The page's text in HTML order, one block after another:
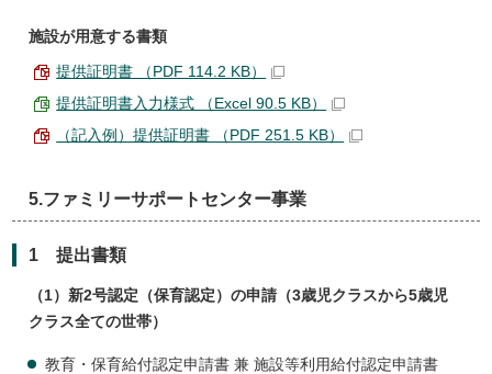
施設が用意する書類
提供証明書 （PDF 114.2 KB）
提供証明書入力様式 （Excel 90.5 KB）
（記入例）提供証明書 （PDF 251.5 KB）
5.ファミリーサポートセンター事業
1 提出書類
（1）新2号認定（保育認定）の申請（3歳児クラスから5歳児
クラス全ての世帯）
教育・保育給付認定申請書 兼 施設等利用給付認定申請書